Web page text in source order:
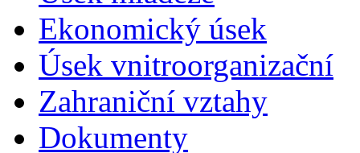
Ekonomický úsek
Úsek vnitroorganizační
Zahraniční vztahy
Dokumenty